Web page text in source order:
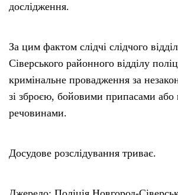
дослідження.
За цим фактом слідчі слідчого
Сіверського районного відділу
кримінальне провадження за
зі зброєю, бойовими припасами або
речовинами.
Досудове розслідування триває.